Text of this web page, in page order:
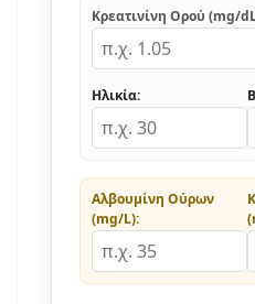
Κρεατινίνη Ορού (mg/
Ηλικία:
Αλβουμίνη Ούρων
(mg/L):